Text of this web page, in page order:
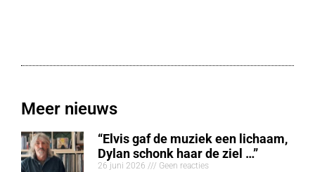
Meer nieuws
“Elvis gaf de muziek een lichaam,
Dylan schonk haar de ziel …”
26 juni 2026 Geen reacties